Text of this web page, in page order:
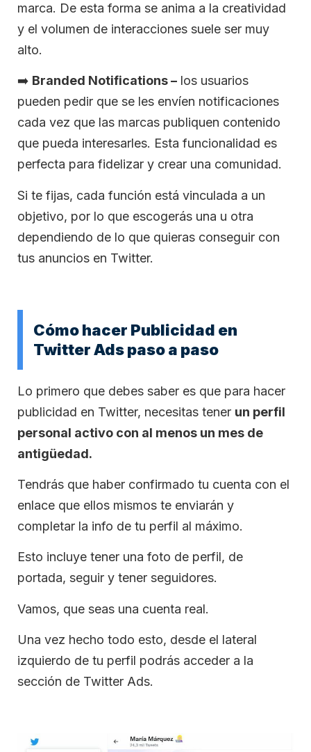
marca. De esta forma se anima a la creatividad
y el volumen de interacciones suele ser muy
alto.
➡️ Branded Notifications – los usuarios
pueden pedir que se les envíen notificaciones
cada vez que las marcas publiquen contenido
que pueda interesarles. Esta funcionalidad es
perfecta para fidelizar y crear una comunidad.
Si te fijas, cada función está vinculada a un
objetivo, por lo que escogerás una u otra
dependiendo de lo que quieras conseguir con
tus anuncios en Twitter.
Cómo hacer Publicidad en
Twitter Ads paso a paso
Lo primero que debes saber es que para hacer
publicidad en Twitter, necesitas tener un perfil
personal activo con al menos un mes de
antigüedad.
Tendrás que haber confirmado tu cuenta con el
enlace que ellos mismos te enviarán y
completar la info de tu perfil al máximo.
Esto incluye tener una foto de perfil, de
portada, seguir y tener seguidores.
Vamos, que seas una cuenta real.
Una vez hecho todo esto, desde el lateral
izquierdo de tu perfil podrás acceder a la
sección de Twitter Ads.